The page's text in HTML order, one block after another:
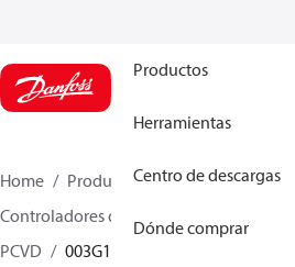
Productos
Herramientas
Centro de descargas
Dónde comprar
Home Productos
Climate Solutions
Controladores de caudal y presión
PCVD
003G1543